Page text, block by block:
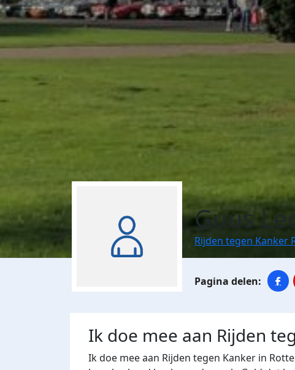
Guus
Rijden tegen Kanker
Ik doe mee aan Rijden
Ik doe mee aan Rijden tegen Kanker in